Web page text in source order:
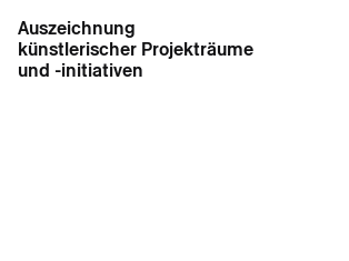
Auszeichnung
künstlerischer Projekträume
und -initiativen